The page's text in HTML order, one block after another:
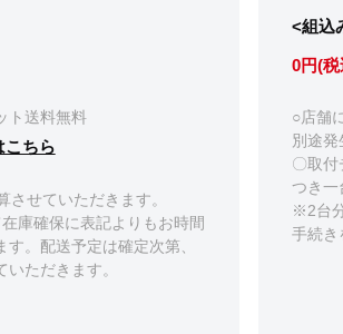
ト送料無料
こちら
させていただきます。
庫確保に表記よりもお時間
。配送予定は確定次第、
ただきます。
<組込
0円(税
○店舗
別途発
〇取付
つき一
※2台
手続き